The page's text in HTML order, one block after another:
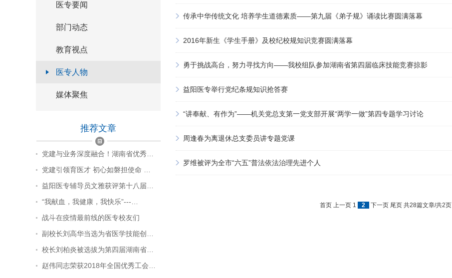
医专要闻
部门动态
教育视点
医专人物
媒体聚焦
推荐文章
党建与业务深度融合！湖南省优秀…
党建引领育医才 初心如磐担使命 …
益阳医专辅导员文雅获评第十八届…
“我献血，我健康，我快乐”---…
战斗在疫情最前线的医专校友们
副校长刘高华当选为省医学技能创…
校长刘柏炎被选拔为第四届湖南省…
赵伟同志荣获2018年全国优秀工会…
传承中华传统文化 培养学生道德素质——第九届《弟子规》诵读比赛圆满落幕
2016年新生《学生手册》及校纪校规知识竞赛圆满落幕
勇于挑战高台，努力寻找方向——我校组队参加湖南省第四届临床技能竞赛掠影
益阳医专举行党纪条规知识抢答赛
“讲奉献、有作为”——机关党总支第一党支部开展“两学一做”第四专题学习讨论
周逢春为离退休总支委员讲专题党课
罗维被评为全市“六五”普法依法治理先进个人
首页 上一页 1 2 下一页 尾页 共28篇文章/共2页